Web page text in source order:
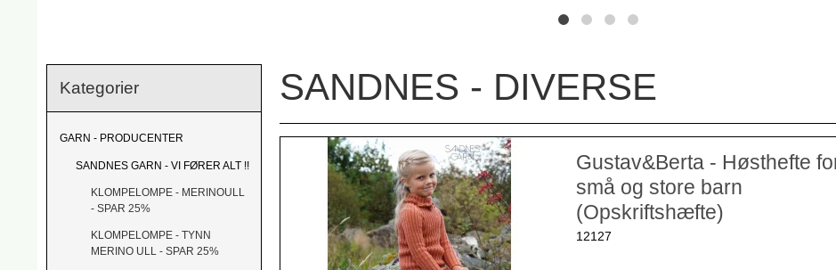
Kategorier
GARN - PRODUCENTER
SANDNES GARN - VI FØRER ALT !!
KLOMPELOMPE - MERINOULL
- SPAR 25%
KLOMPELOMPE - TYNN
MERINO ULL - SPAR 25%
SANDNES - DIVERSE
Gustav&Berta - Høsthefte
små og store barn
(Opskriftshæfte)
12127